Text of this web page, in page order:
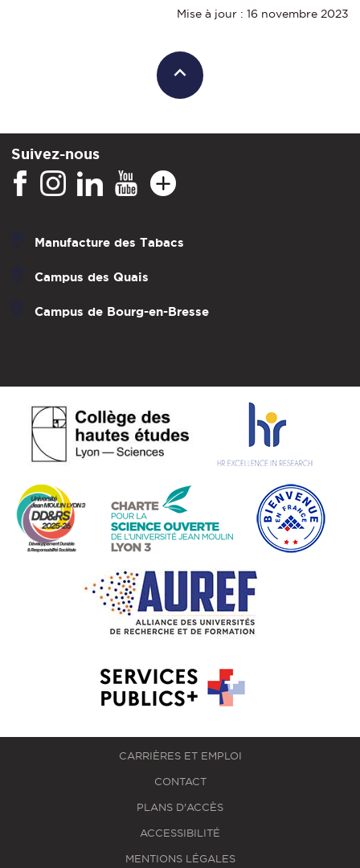
Mise à jour : 16 novembre 2023
Suivez-nous
Manufacture des Tabacs
Campus des Quais
Campus de Bourg-en-Bresse
CARRIÈRES ET EMPLOI
CONTACT
PLANS D'ACCÈS
ACCESSIBILITÉ
MENTIONS LÉGALES